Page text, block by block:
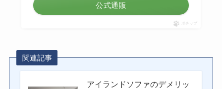
公式通販
ポチップ
関連記事
アイランドソファのデメリッ